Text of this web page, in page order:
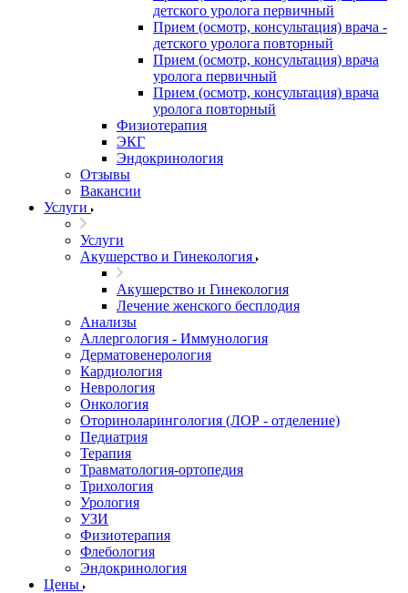
детского уролога первичный
Прием (осмотр, консультация) врача -
детского уролога повторный
Прием (осмотр, консультация) врача
уролога первичный
Прием (осмотр, консультация) врача
уролога повторный
Физиотерапия
ЭКГ
Эндокринология
Отзывы
Вакансии
Услуги
Услуги
Акушерство и Гинекология
Акушерство и Гинекология
Лечение женского бесплодия
Анализы
Аллергология - Иммунология
Дерматовенерология
Кардиология
Неврология
Онкология
Оториноларингология (ЛОР - отделение)
Педиатрия
Терапия
Травматология-ортопедия
Трихология
Урология
УЗИ
Физиотерапия
Флебология
Эндокринология
Цены